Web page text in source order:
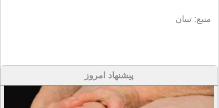
منبع: تبیان
پیشنهاد امروز